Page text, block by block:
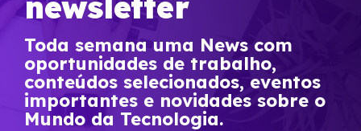
Toda semana uma News com
oportunidades de trabalho,
conteúdos selecionados, eventos
importantes e novidades sobre o
Mundo da Tecnologia.